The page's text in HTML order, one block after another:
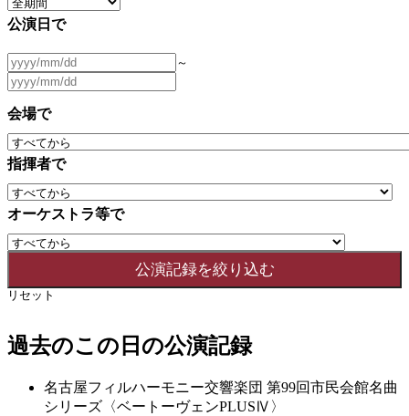
公演日で
～
会場で
指揮者で
オーケストラ等で
リセット
過去のこの日の公演記録
名古屋フィルハーモニー交響楽団 第99回市民会館名曲
シリーズ〈ベートーヴェンPLUSⅣ〉